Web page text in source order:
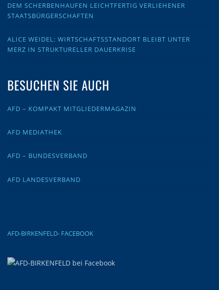
DEM SCHERBENHAUFEN LEICHTFERTIG VERLIEHENER
STAATSBÜRGERSCHAFTEN
ALICE WEIDEL: WIRTSCHAFTSSTANDORT BLEIBT UNTER
MERZ IN STRUKTURELLER DAUERKRISE
BESUCHEN SIE AUCH
AFD – KOMPAKT MITGLIEDERMAGAZIN
AFD MEDIATHEK
AFD – BUNDESVERBAND
AFD LANDESVERBAND
AFD-BIRKENFELD- FACEBOOK